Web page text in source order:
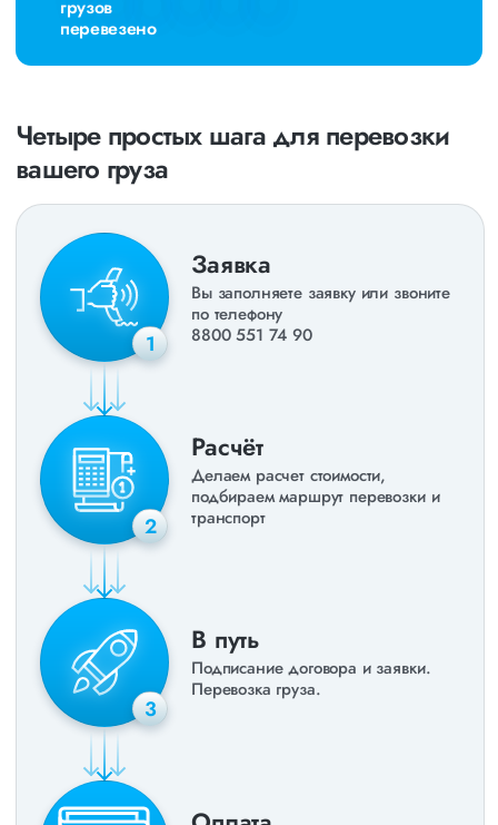
грузов
перевезено
Четыре простых шага для перевозки
вашего груза
1
Заявка
Вы заполняете заявку или звоните
по телефону
8800 551 74 90
2
Расчёт
Делаем расчет стоимости,
подбираем маршрут перевозки и
транспорт
3
В путь
Подписание договора и заявки.
Перевозка груза.